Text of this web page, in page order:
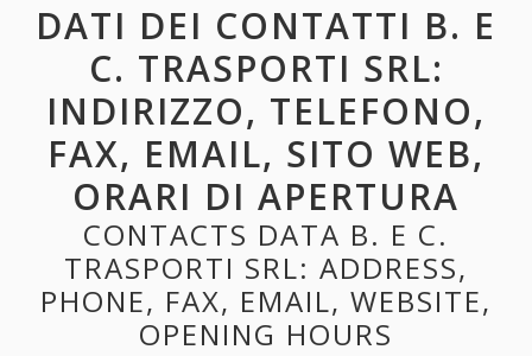
DATI DEI CONTATTI B. E
C. TRASPORTI SRL:
INDIRIZZO, TELEFONO,
FAX, EMAIL, SITO WEB,
ORARI DI APERTURA
CONTACTS DATA B. E C.
TRASPORTI SRL: ADDRESS,
PHONE, FAX, EMAIL, WEBSITE,
OPENING HOURS